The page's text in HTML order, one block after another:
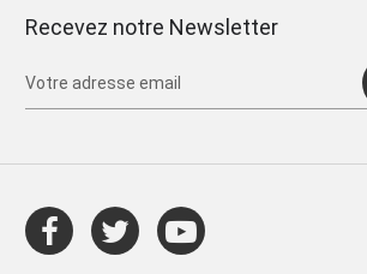
Recevez notre Newsletter